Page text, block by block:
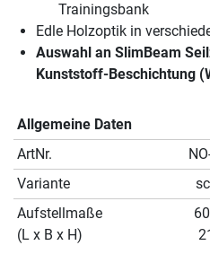
Trainingsbank
Edle Holzoptik in
Auswahl an SlimBeam
Kunststoff-Beschichtung
Allgemeine Daten
ArtNr.
Variante
Aufstellmaße
(L x B x H)